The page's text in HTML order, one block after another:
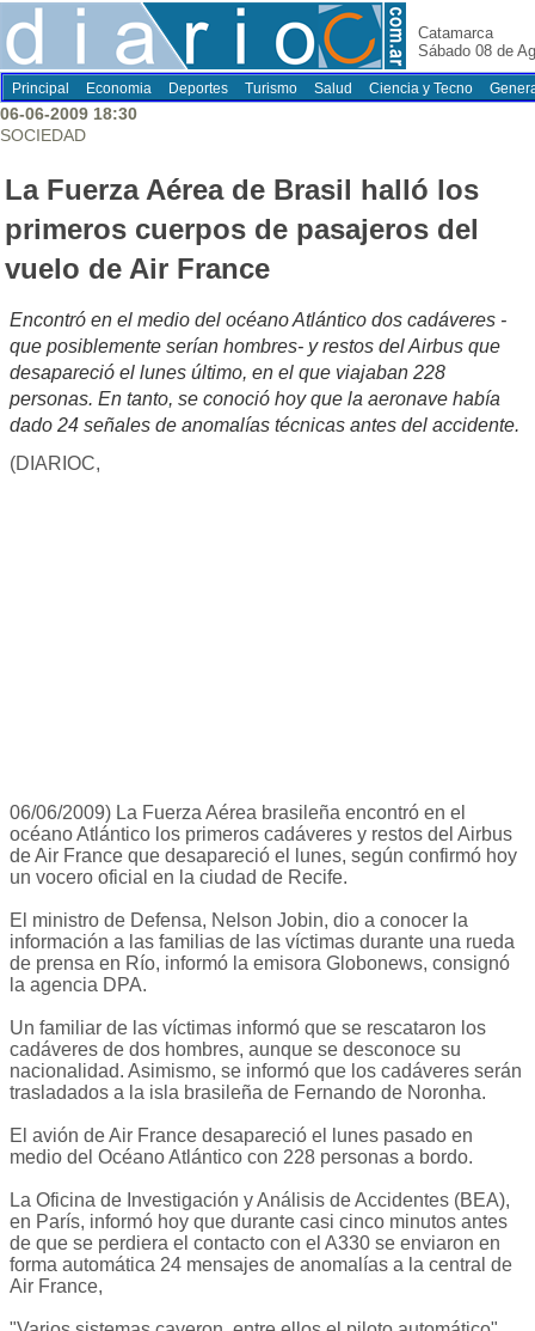
Catamarca
Sábado 08 de
Principal Economia Deportes Turismo Salud Ciencia y Tecno
06-06-2009 18:30
SOCIEDAD
La Fuerza Aérea de Brasil halló los
primeros cuerpos de pasajeros del
vuelo de Air France
Encontró en el medio del océano Atlántico dos cadáveres -
que posiblemente serían hombres- y restos del Airbus que
desapareció el lunes último, en el que viajaban 228
personas. En tanto, se conoció hoy que la aeronave había
dado 24 señales de anomalías técnicas antes del accidente.
(DIARIOC,
06/06/2009) La Fuerza Aérea brasileña encontró en el
océano Atlántico los primeros cadáveres y restos del Airbus
de Air France que desapareció el lunes, según confirmó hoy
un vocero oficial en la ciudad de Recife.
El ministro de Defensa, Nelson Jobin, dio a conocer la
información a las familias de las víctimas durante una rueda
de prensa en Río, informó la emisora Globonews, consignó
la agencia DPA.
Un familiar de las víctimas informó que se rescataron los
cadáveres de dos hombres, aunque se desconoce su
nacionalidad. Asimismo, se informó que los cadáveres serán
trasladados a la isla brasileña de Fernando de Noronha.
El avión de Air France desapareció el lunes pasado en
medio del Océano Atlántico con 228 personas a bordo.
La Oficina de Investigación y Análisis de Accidentes (BEA),
en París, informó hoy que durante casi cinco minutos antes
de que se perdiera el contacto con el A330 se enviaron en
forma automática 24 mensajes de anomalías a la central de
Air France,